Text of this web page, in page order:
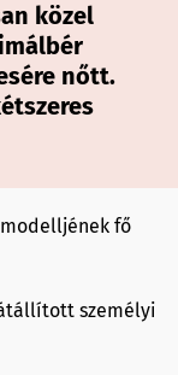
közel
nőtt.
fő
személyi